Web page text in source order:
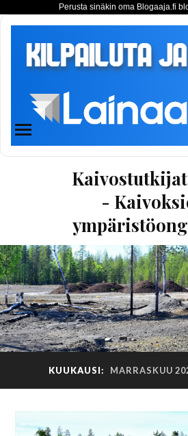
Perusta sinäkin oma Blogaaja.fi
-
KUUKAUSI: MARRASKUU